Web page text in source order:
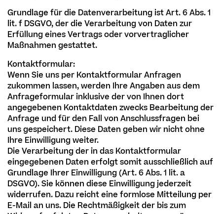
Grundlage für die Datenverarbeitung ist Art. 6 Abs. 1
lit. f DSGVO, der die Verarbeitung von Daten zur
Erfüllung eines Vertrags oder vorvertraglicher
Maßnahmen gestattet.
Kontaktformular:
Wenn Sie uns per Kontaktformular Anfragen
zukommen lassen, werden Ihre Angaben aus dem
Anfrageformular inklusive der von Ihnen dort
angegebenen Kontaktdaten zwecks Bearbeitung der
Anfrage und für den Fall von Anschlussfragen bei
uns gespeichert. Diese Daten geben wir nicht ohne
Ihre Einwilligung weiter.
Die Verarbeitung der in das Kontaktformular
eingegebenen Daten erfolgt somit ausschließlich auf
Grundlage Ihrer Einwilligung (Art. 6 Abs. 1 lit. a
DSGVO). Sie können diese Einwilligung jederzeit
widerrufen. Dazu reicht eine formlose Mitteilung per
E-Mail an uns. Die Rechtmäßigkeit der bis zum